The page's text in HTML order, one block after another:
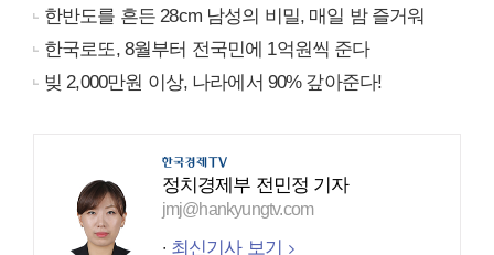
한반도를 흔든 28cm 남성의 비밀, 매일 밤 즐거워
한국로또, 8월부터 전국민에 1억원씩 준다
빚 2,000만원 이상, 나라에서 90% 갚아준다!
정치경제부 전민정 기자
jmj@hankyungtv.com
최신기사 보기